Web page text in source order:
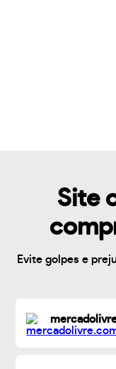
Site
Evite golpes e